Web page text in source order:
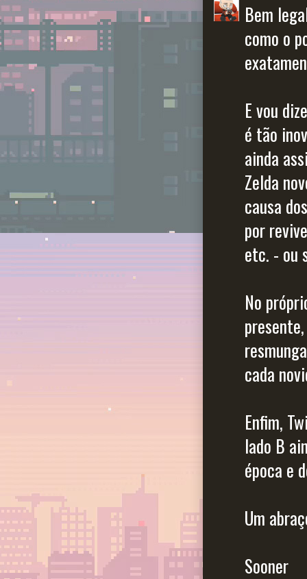
Bem
como o
E vou
é tão
ainda
Zelda
causa
por
etc. - ou
No
cada
Enfim,
lado B
época e
Um
Sooner